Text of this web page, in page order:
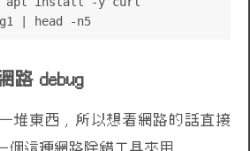
| head -n5
路 debug
堆東西 , 所以想看網路的話直接